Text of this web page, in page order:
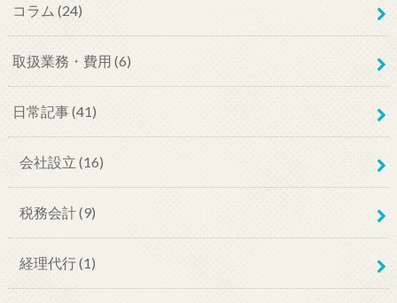
コラム (24)
取扱業務・費用 (6)
日常記事(41)
会社設立 (16)
税務会計(9)
経理代行(1)